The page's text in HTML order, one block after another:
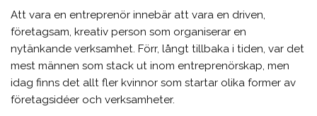
Att vara en entreprenör innebär att vara en driven,
företagsam, kreativ person som organiserar en
nytänkande verksamhet. Förr, långt tillbaka i tiden, var det
mest männen som stack ut inom entreprenörskap, men
idag finns det allt fler kvinnor som startar olika former av
företagsidéer och verksamheter.